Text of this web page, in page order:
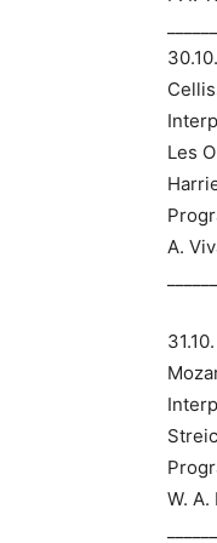
Les
A.
W. A.